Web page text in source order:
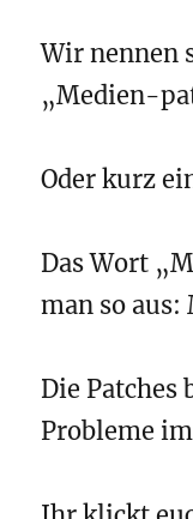
Wir nennen
„Medien-
Oder kurz
Das Wort
man so aus:
Die Patches
Probleme